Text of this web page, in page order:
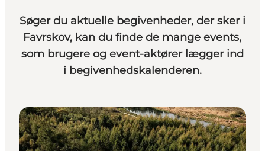
Søger du aktuelle begivenheder, der sker i
Favrskov, kan du finde de mange events,
som brugere og event-aktører lægger ind
i begivenhedskalenderen.